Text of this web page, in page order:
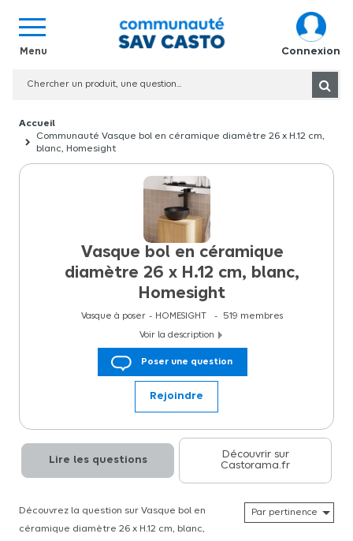
Connexion
Communauté Vasque bol en céramique diamètre 26 x H.12 cm,
blanc, Homesight
Vasque bol en céramique
diamètre 26 x H.12 cm, blanc,
Homesight
Vasque à poser HOMESIGHT 519 membres
Voir la description
Ideal pour les petits espacesPoser une question
Rejoindre
Lire les questions
Découvrir sur
Castorama.fr
Découvrez la question sur Vasque bol en
céramique diamètre 26 x H.12 cm, blanc,